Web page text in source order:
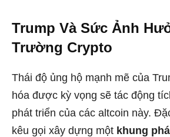
Trump Và Sức Ảnh
Trường Crypto
Thái độ ủng hộ mạnh mẽ của
hóa được kỳ vọng sẽ tác động
phát triển của các altcoin này.
kêu gọi xây dựng một khung